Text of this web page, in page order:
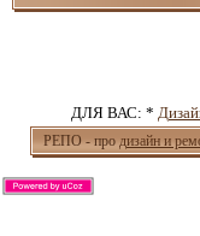
ДЛЯ ВАС: *
РЕПО - про дизайн и